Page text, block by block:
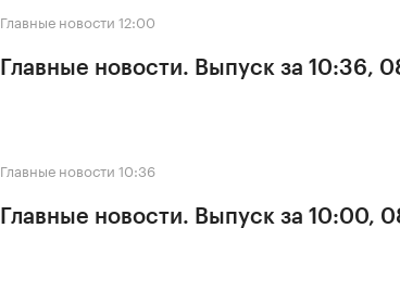
Главные новости 12:00
Главные новости. Выпуск за 10:36,
Главные новости 10:36
Главные новости. Выпуск за 10:00,